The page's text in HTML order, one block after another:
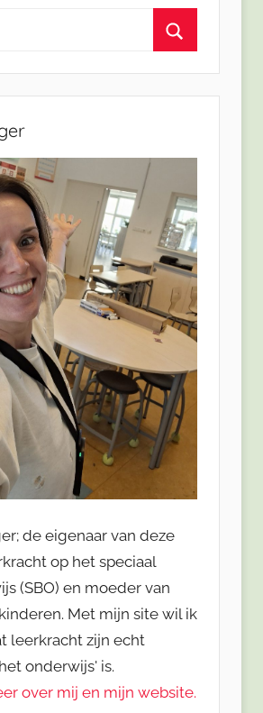
de eigenaar van deze
op het speciaal
(SBO) en moeder van
Met mijn site wil ik
leerkracht zijn echt
onderwijs' is.
over mij en mijn website.